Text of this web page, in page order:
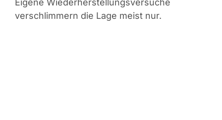
Eigene Wiederherstellungsversuche
verschlimmern die Lage meist nur.